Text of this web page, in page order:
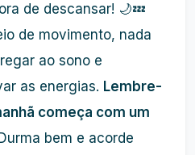
de descansar! 🌙💤
de movimento, nada
ao sono e
as energias. Lembre-
começa com um
bem e acorde